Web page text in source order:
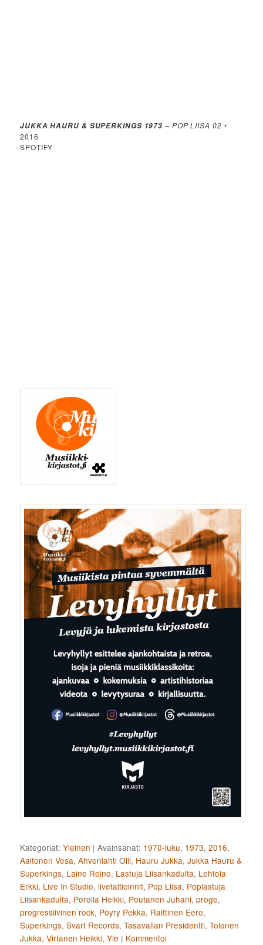
JUKKA HAURU & SUPERKINGS 1973 – POP LIISA 02 •
2016
SPOTIFY
Kategoriat: Yleinen |Avainsanat: 1970-luku, 1973,2016,
Aaltonen Vesa,Ahvenlahti Olli, Hauru Jukka,Jukka Hauru &
Superkings, Laine Reino, Lastuja Liisankadulta, Lehtola
Erkki, Live In Studio, livetaltioinnit, Pop Liisa, Poplastuja
Liisankadulta, Poroila Heikki, Poutanen Juhani,proge,
progressiivinen rock, Pöyry Pekka, Raittinen Eero,
Superkings,Svart Records,Tasavallan Presidentti,Tolonen
Jukka,Virtanen Heikki,Yle | Kommentoi